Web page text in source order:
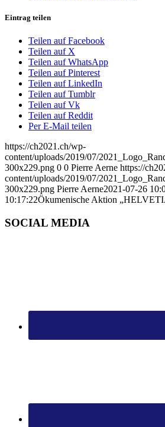
Eintrag teilen
Teilen auf Facebook
Teilen auf X
Teilen auf WhatsApp
Teilen auf Pinterest
Teilen auf LinkedIn
Teilen auf Tumblr
Teilen auf Vk
Teilen auf Reddit
Per E-Mail teilen
https://ch2021.ch/wp-
content/uploads/2019/07/
300x229.png 0 0 Pierre Aerne https://
content/uploads/2019/07/
300x229.png Pierre Aerne2021-07-26
10:17:22Ökumenische Aktion
SOCIAL MEDIA